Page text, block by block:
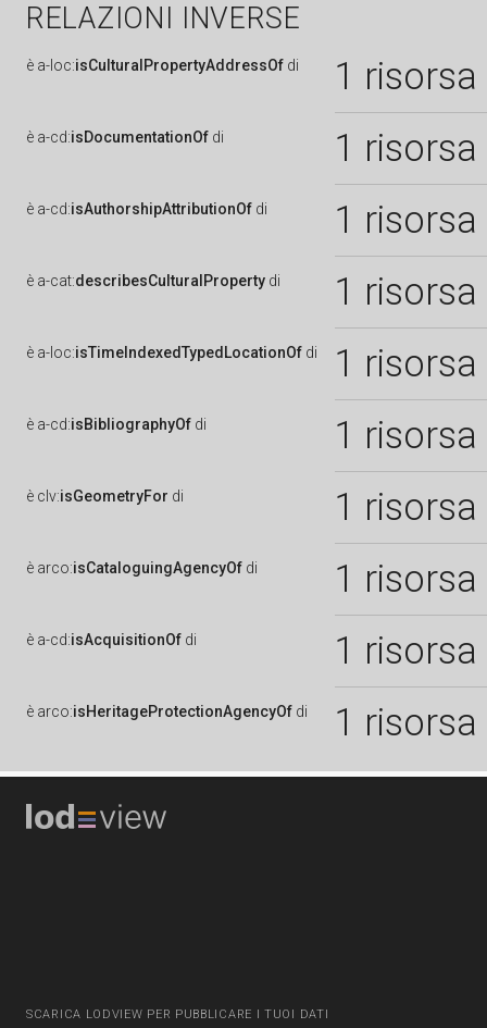
RELAZIONI INVERSE
è a-loc:isCulturalPropertyAddressOf di 1 risorsa
è a-cd:isDocumentationOf di 1 risorsa
è a-cd:isAuthorshipAttributionOf di 1 risorsa
è a-cat:describesCulturalProperty di 1 risorsa
è a-loc:isTimeIndexedTypedLocationOf di 1 risorsa
è a-cd:isBibliographyOf di 1 risorsa
è clv:isGeometryFor di 1 risorsa
è arco:isCataloguingAgencyOf di 1 risorsa
è a-cd:isAcquisitionOf di 1 risorsa
è arco:isHeritageProtectionAgencyOf di 1 risorsa
SCARICA LODVIEW PER PUBBLICARE I TUOI DATI